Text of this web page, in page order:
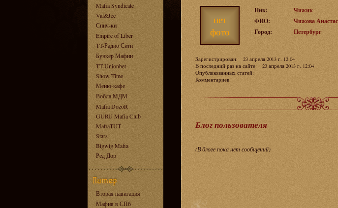
Mafia Syndicate
Val&Jee
Спич-ки
Empire of Liber
TT-Радио Сити
Бункер Мафии
TT-Unionbet
Show Time
Меню-кафе
Вобла МДМ
Mafia DozoR
GURU Mafia Club
MafiaTUT
Stars
Bigwig Mafia
Ред Дор
Вторая навигация
Мафия в СПб
нет
фото
Ник:
Чижик
ФИО:
Чижова
Город:
Петербург
Зарегистрирован: 23 апреля 2013 г. 12:04
В последний раз на сайте: 23 апреля 2013 г. 12:04
Опубликованных статей:
Комментариев:
Блог пользователя
(В блоге пока нет сообщений)